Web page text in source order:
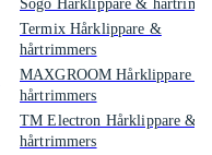
Sogo Hårklippare &
Termix Hårklippare &
hårtrimmers
MAXGROOM Hårklippare &
hårtrimmers
TM Electron Hårklippare &
hårtrimmers